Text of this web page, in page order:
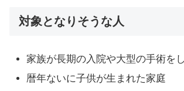
対象となりそうな人
家族が長期の入院や大型の手術を
暦年ないに子供が生まれた家庭